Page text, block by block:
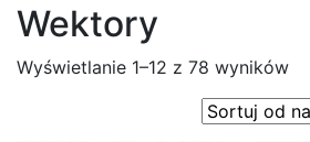
Wektory
Wyświetlanie 1–12 z 78 wyników